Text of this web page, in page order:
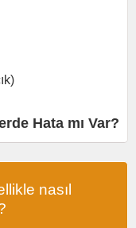
Hata mı Var?
nasıl